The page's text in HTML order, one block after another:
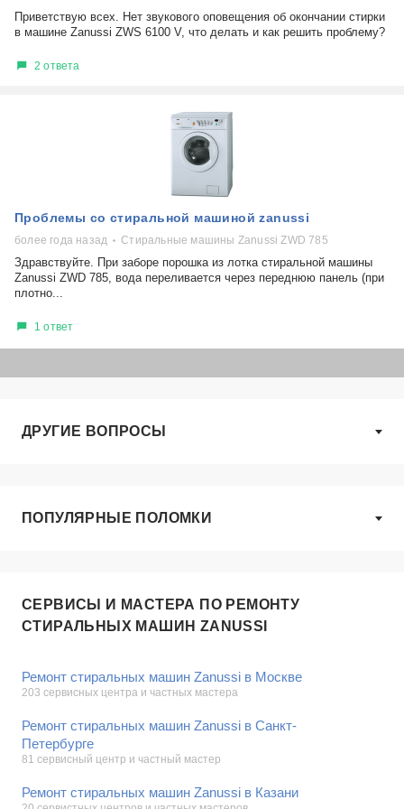
Приветствую всех. Нет звукового оповещения об окончании стирки
в машине Zanussi ZWS 6100 V, что делать и как решить проблему?
2 ответа
Проблемы со стиральной машиной zanussi
более года назад Стиральные машины Zanussi ZWD 785
Здравствуйте. При заборе порошка из лотка стиральной машины
Zanussi ZWD 785, вода переливается через переднюю панель (при
плотно...
1 ответ
ДРУГИЕ ВОПРОСЫ
ПОПУЛЯРНЫЕ ПОЛОМКИ
СЕРВИСЫ И МАСТЕРА ПО РЕМОНТУ
СТИРАЛЬНЫХ МАШИН ZANUSSI
Ремонт стиральных машин Zanussi в Москве
203 сервисных центра и частных мастера
Ремонт стиральных машин Zanussi в Санкт-
Петербурге
81 сервисный центр и частный мастер
Ремонт стиральных машин Zanussi в Казани